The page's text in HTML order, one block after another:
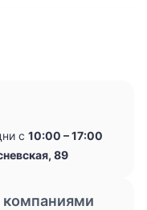
с 10:00 – 17:00
89
компаниями